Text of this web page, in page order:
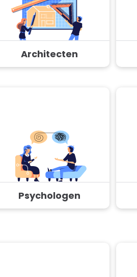
Architecten
Psychologen